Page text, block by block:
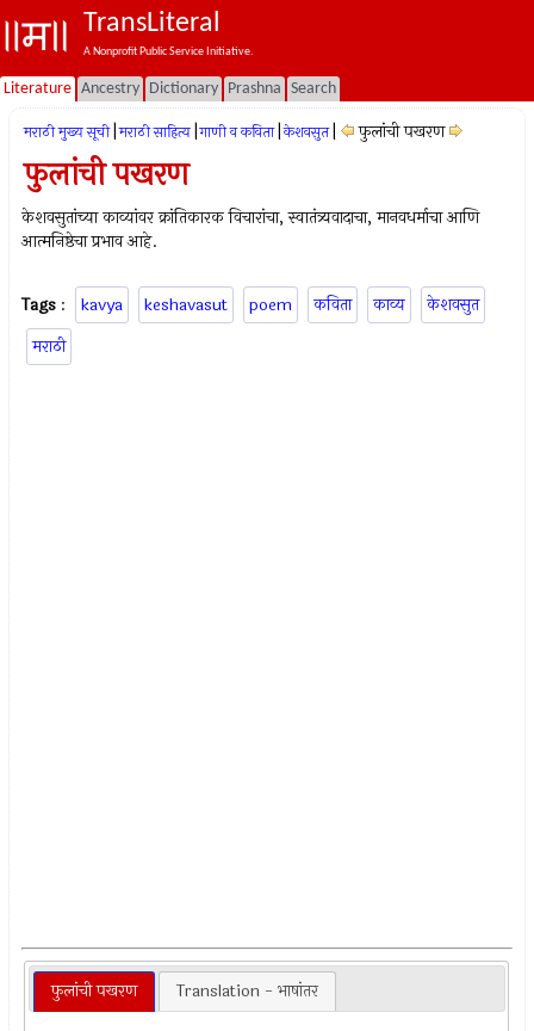
TransLiteral
A Nonprofit Public Service Initiative.
Literature Ancestry Dictionary Prashna Search
मराठी मुख्य सूची मराठी साहित्य गाणी व कविता केशवसुत फुलांची पखरण
फुलांची पखरण
केशवसुतांच्या काव्यांवर क्रांतिकारक विचारांचा, स्वातंत्र्यवादाचा, मानवधर्माचा आणि
आत्मनिष्ठेचा प्रभाव आहे.
Tags : kavya keshavasut poem कविता काव्य
केशवसुत
मराठी
फुलांची पखरण Translation - भाषांतर